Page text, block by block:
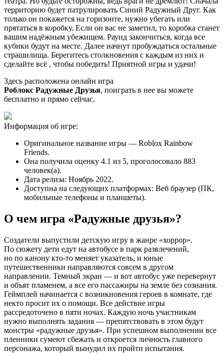
территорию будет патрулировать Синий Радужный Друг. Как
только он покажется на горизонте, нужно убегать или
прятаться в коробку. Если он вас не заметил, то коробка станет
вашим надёжным убежищем. Раунд закончиться, когда все
кубики будут на месте. Далее начнут пробуждаться остальные
страшилища. Берегитесь столкновения с каждым из них и
сделайте всё , чтобы победить! Приятной игры и удачи!
Здесь расположена онлайн игра
Роблокс Радужные Друзья, поиграть в нее вы можете
бесплатно и прямо сейчас.
Информация об игре:
Оригинальное название игры — Roblox Rainbow
Friends.
Она получила оценку 4.1 из 5, проголосовало 883
человек(а).
Дата релиза: Ноябрь 2022.
Доступна на следующих платформах: Веб браузер (ПК,
мобильные телефоны и планшеты).
О чем игра «Радужные друзья»?
Создатели выпустили детскую игру в жанре «хоррор».
По сюжету дети едут на автобусе в парк развлечений,
но по канону кто-то меняет указатель, и юные
путешественники направляются совсем в другом
направлении. Темный экран — и вот автобус уже перевернут
и объят пламенем, а все его пассажиры на земле без сознания.
Геймплей начинается с возникновения героев в комнате, где
некто просит их о помощи. Все действие игры
рассредоточено в пяти ночах. Каждую ночь участникам
нужно выполнять задания — препятствовать в этом будут
монстры «радужные друзья». При успешном выполнении все
пленники сумеют сбежать и откроется личность главного
персонажа, который вынудил их пройти испытания.